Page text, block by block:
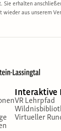
erhalten
wieder aus unserem
Interaktive
VR Lehrpfad
Virtueller